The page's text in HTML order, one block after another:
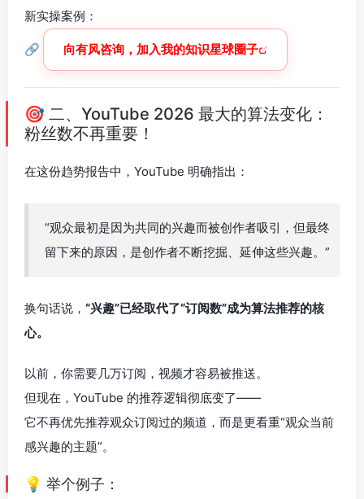
新实操案例：
🔗 向有风咨询，加入我的知识星球圈子
🎯 二、YouTube 2026 最大的算法变化：
粉丝数不再重要！
在这份趋势报告中，YouTube 明确指出：
“观众最初是因为共同的兴趣而被创作者吸引，但最终
留下来的原因，是创作者不断挖掘、延伸这些兴趣。”
换句话说， “兴趣”已经取代了“订阅数”成为算法推荐的核
心。
以前，你需要几万订阅，视频才容易被推送。
但现在，YouTube 的推荐逻辑彻底变了——
它不再优先推荐观众订阅过的频道，而是更看重“观众当前
感兴趣的主题”。
💡 举个例子：